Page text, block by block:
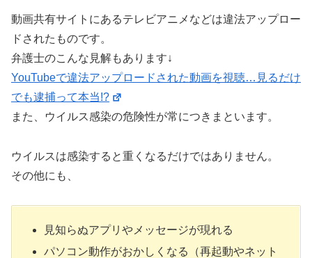
動画共有サイトにあるテレビアニメなどは違法アップロー
ドされたものです。
弁護士のこんな見解もあります↓
YouTubeで違法アップロードされた動画を視聴…見るだけ
でも逮捕って本当!?
また、ウイルス感染の危険性が常につきまといます。
ウイルスは感染すると重くなるだけではありません。
その他にも、
見知らぬアプリやメッセージが現れる
パソコン動作がおかしくなる（再起動やネット